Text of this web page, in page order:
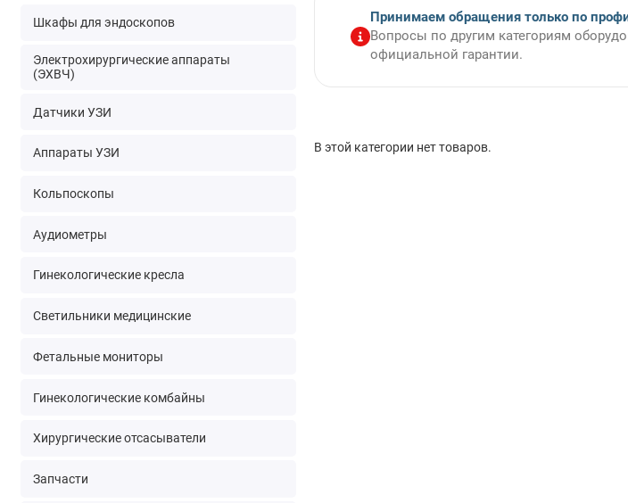
Шкафы для эндоскопов
Электрохирургические аппараты
(ЭХВЧ)
Датчики УЗИ
Аппараты УЗИ
Кольпоскопы
Аудиометры
Гинекологические кресла
Светильники медицинские
Фетальные мониторы
Гинекологические комбайны
Хирургические отсасыватели
Запчасти
Принимаем обращения только по
Вопросы по другим категориям
официальной гарантии.
В этой категории нет товаров.